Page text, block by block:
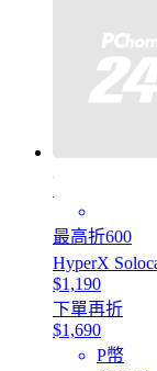
最高折600
HyperX
$1,190
下單再折
$1,690
P幣